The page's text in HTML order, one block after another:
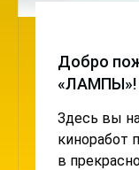
Добро
«ЛАМПЫ»!
Здесь вы
киноработ
в